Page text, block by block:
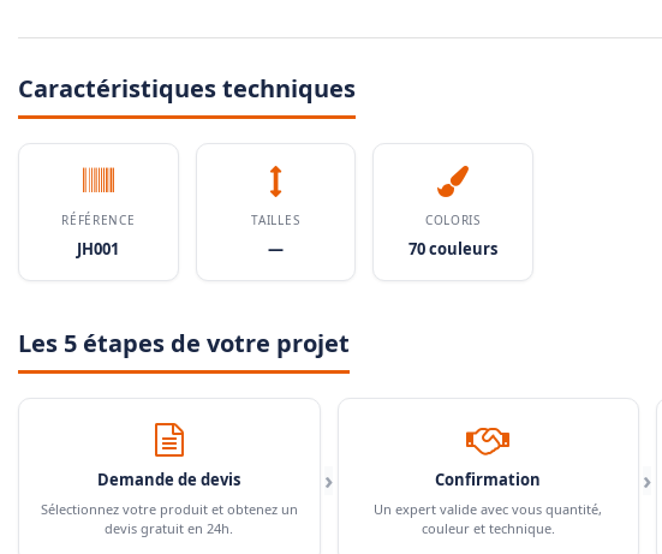
Caractéristiques techniques
RÉFÉRENCE
JH001
TAILLES
—
COLORIS
70 couleurs
Les 5 étapes de votre projet
Demande de devis
Sélectionnez votre produit et obtenez un
devis gratuit en 24h.
› Confirmation
Un expert valide avec vous quantité,
couleur et technique.
›